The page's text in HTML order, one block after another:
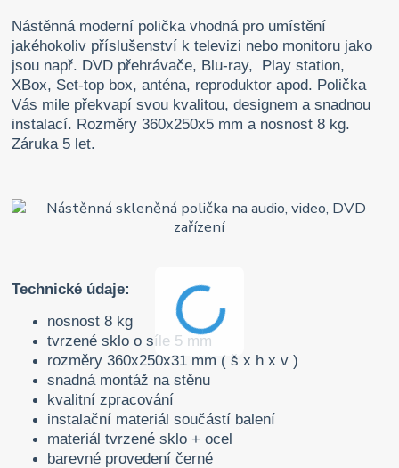
Nástěnná moderní polička vhodná pro umístění
jakéhokoliv příslušenství k televizi nebo monitoru jako
jsou např. DVD přehrávače, Blu-ray, Play station,
XBox, Set-top box, anténa, reproduktor apod. Polička
Vás mile překvapí svou kvalitou, designem a snadnou
instalací. Rozměry 360x250x5 mm a nosnost 8 kg.
Záruka 5 let.
Technické údaje:
nosnost 8 kg
tvrzené sklo o síle 5 mm
rozměry 360x250x31 mm ( š x h x v )
snadná montáž na stěnu
kvalitní zpracování
instalační materiál součástí balení
materiál tvrzené sklo + ocel
barevné provedení černé